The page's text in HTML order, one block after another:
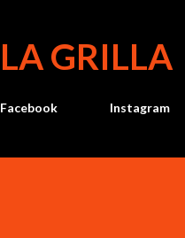
LA GRILLA
Facebook Instagram